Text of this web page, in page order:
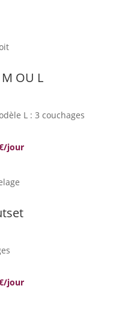
OU L
L : 3 couchages
jour
jour